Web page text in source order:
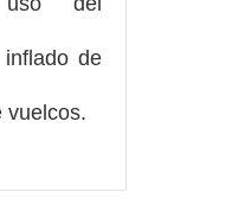
de
vuelcos.